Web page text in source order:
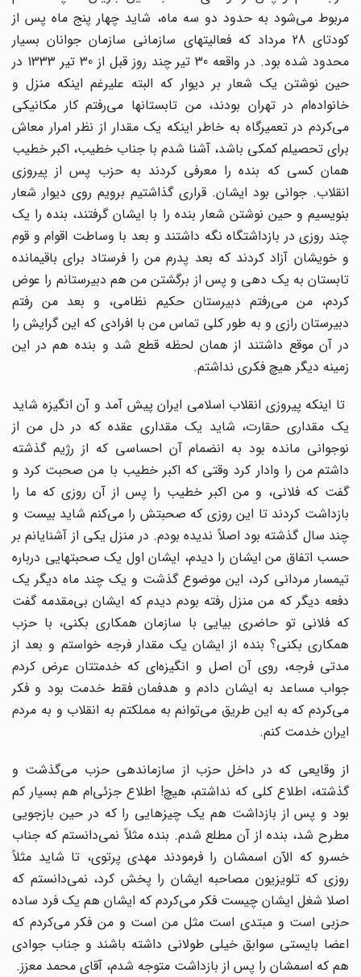
مربوط می‌شود به حدود دو سه ماه، شاید چهار پنج ماه پس از
کودتای 28 مرداد که فعالیتهای سازمانی سازمان جوانان بسیار
محدود شده بود. در واقعه 30 تیر چند روز قبل از 30 تیر 1333 در
حین نوشتن یک شعار بر دیوار که البته علیرغم اینکه منزل و
خانواده‌ام در تهران بودند، من تابستانها می‌رفتم کار مکانیکی
می‌کردم در تعمیرگاه به خاطر اینکه یک مقدار از نظر امرار معاش
برای تحصیلم کمکی باشد، آشنا شدم با جناب خطیب، اکبر خطیب
همان کسی که بنده را معرفی کردند به حزب پس از پیروزی
انقلاب. جوانی بود ایشان. قراری گذاشتیم برویم روی دیوار شعار
بنویسیم و حین نوشتن شعار بنده را با ایشان گرفتند، بنده را یک
چند روزی در بازداشتگاه نگه داشتند و بعد با وساطت اقوام و قوم
و خویشان آزاد کردند که بعد پدرم من را فرستاد برای باقیمانده
تابستان به یک دهی و پس از برگشتن من هم دبیرستانم را عوض
کردم، من می‌رفتم دبیرستان حکیم نظامی، و بعد من رفتم
دبیرستان رازی و به طور کلی تماس من با افرادی که این گرایش را
در آن موقع داشتند از همان لحظه قطع شد و بنده هم در این
زمینه دیگر هیچ فکری نداشتم.
تا اینکه پیروزی انقلاب اسلامی ایران پیش آمد و آن انگیزه شاید
یک مقداری حقارت، شاید یک مقداری عقده که در دل من از
نوجوانی مانده بود به انضمام آن احساسی که از رژیم گذشته
داشتم من را وادار کرد وقتی که اکبر خطیب با من صحبت کرد و
گفت که فلانی، و من اکبر خطیب را پس از آن روزی که ما را
بازداشت کردند تا این روزی که صحبتش را می‌کنم شاید بیست و
چند سال گذشته بود اصلاً ندیده بودم. در منزل یکی از آشنایانم بر
حسب اتفاق من ایشان را دیدم، ایشان اول یک صحبتهایی درباره
تیمسار مردانی کرد، این موضوع گذشت و یک چند ماه دیگر یک
دفعه دیگر که من منزل رفته بودم دیدم که ایشان بی‌مقدمه گفت
که فلانی تو حاضری بیایی با سازمان همکاری بکنی، با حزب
همکاری بکنی؟ بنده از ایشان یک مقدار فرجه خواستم و بعد از
مدتی فرجه، روی آن اصل و انگیزه‌ای که خدمتتان عرض کردم
جواب مساعد به ایشان دادم و هدفمان فقط خدمت بود و فکر
می‌‌کردم که به این طریق می‌توانم به مملکتم به انقلاب و به مردم
ایران خدمت کنم.
از وقایعی که در داخل حزب از سازماندهی حزب می‌گذشت و
گذشته، اطلاع کلی که نداشتم، هیچ! اطلاع جزئی‌ام هم بسیار کم
بود و پس از بازداشت هم یک چیزهایی را که در حین بازجویی
مطرح شد، بنده از آن مطلع شدم. بنده مثلاً نمی‌‌دانستم که جناب
خسرو که الآن اسمشان را فرمودند مهدی پرتوی، تا شاید مثلاً
روزی که تلویزیون مصاحبه ایشان را پخش کرد، نمی‌‌دانستم که
اصلا شغل ایشان چیست فکر می‌کردم که ایشان هم یک فرد ساده
حزبی است و مبتدی است مثل من است و من فکر می‌کردم که
اعضا بایستی سوابق خیلی طولانی داشته باشند و جناب جوادی
هم که اسمشان را پس از بازداشت متوجه شدم، آقای محمد معزز.